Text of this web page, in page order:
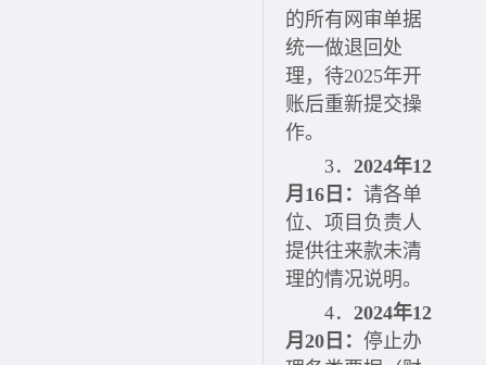
的所有网审单据
统一做退回处
理，待2025年开
账后重新提交操
作。
3． 2024年12
月16日 ： 请各单
位、项目负责人
提供往来款未清
理的情况说明。
4． 2024年12
月20日 ： 停止办